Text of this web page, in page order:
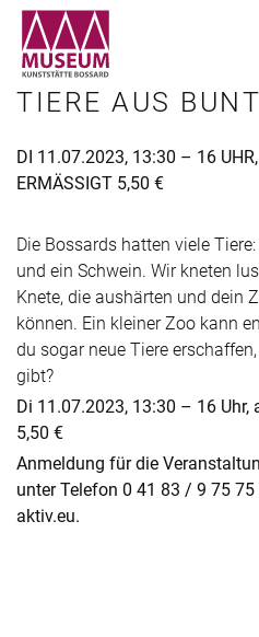
TIERE AUS
DI 11.07.2023, 13:30 – 16
ERMÄSSIGT 5,50 €
Die Bossards hatten viele
und ein Schwein. Wir kneten
Knete, die aushärten und dein
können. Ein kleiner Zoo kann
du sogar neue Tiere
gibt?
Di 11.07.2023, 13:30 – 16 Uhr,
5,50 €
Anmeldung für die
unter Telefon 0 41 83 / 9 75
aktiv.eu.